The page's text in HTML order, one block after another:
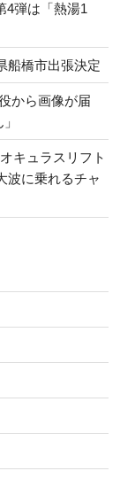
4弾は「熱湯1
船橋市出張決定
から画像が届
キュラスリフト
波に乗れるチャ